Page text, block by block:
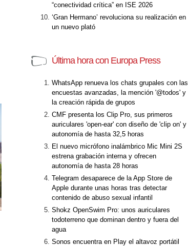
“conectividad crítica” en ISE 2026
‘Gran Hermano’ revoluciona su realización en
un nuevo plató
Última hora con Europa Press
WhatsApp renueva los chats grupales con las
encuestas avanzadas, la mención '@todos' y
la creación rápida de grupos
CMF presenta los Clip Pro, sus primeros
auriculares 'open-ear' con diseño de 'clip on' y
autonomía de hasta 32,5 horas
El nuevo micrófono inalámbrico Mic Mini 2S
estrena grabación interna y ofrecen
autonomía de hasta 28 horas
Telegram desaparece de la App Store de
Apple durante unas horas tras detectar
contenido de abuso sexual infantil
Shokz OpenSwim Pro: unos auriculares
todoterreno que dominan dentro y fuera del
agua
Sonos encuentra en Play el altavoz portátil